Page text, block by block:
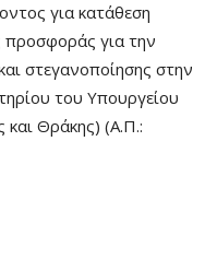
για κατάθεση
προσφοράς για την
στεγανοποίησης στην
του Υπουργείου
και Θράκης) (Α.Π.: